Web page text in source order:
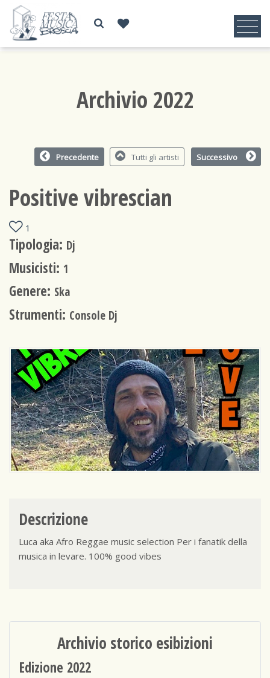
Archivio 2022
Precedente Tutti gli artisti Successivo
Positive vibrescian
1
Tipologia: Dj
Musicisti: 1
Genere: Ska
Strumenti: Console Dj
Descrizione
Luca aka Afro Reggae music selection Per i fanatik della
musica in levare. 100% good vibes
Archivio storico esibizioni
Edizione 2022